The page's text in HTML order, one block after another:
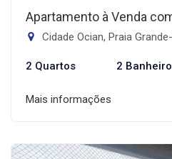
Apartamento à Venda
Cidade Ocian, Praia
2 Quartos 2
Mais informações